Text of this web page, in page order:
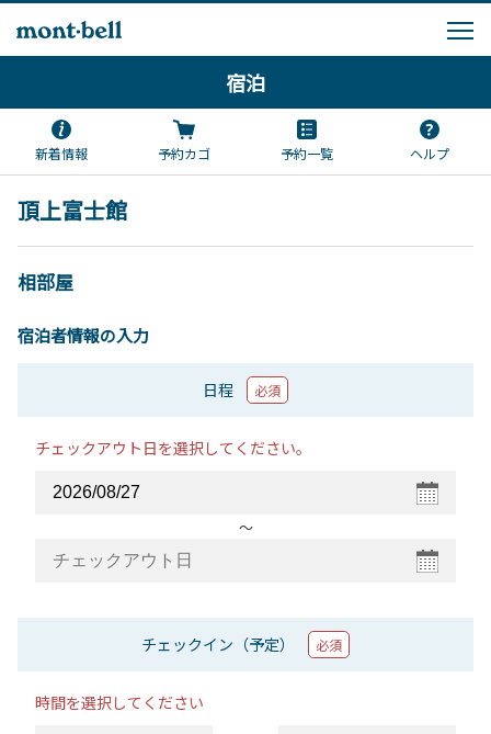
宿泊
新着情報 予約カゴ 予約一覧 ヘルプ
頂上富士館
相部屋
宿泊者情報の入力
日程 必須
チェックアウト日を選択してください。
〜
チェックイン（予定） 必須
時間を選択してください